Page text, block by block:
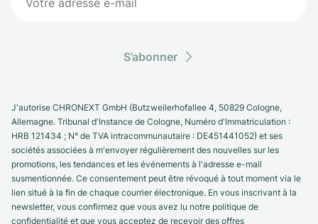
S’abonner
J'autorise CHRONEXT GmbH (Butzweilerhofallee 4, 50829 Cologne,
Allemagne. Tribunal d'Instance de Cologne, Numéro d'Immatriculation :
HRB 121434 ; N° de TVA intracommunautaire : DE451441052) et ses
sociétés associées à m'envoyer régulièrement des nouvelles sur les
promotions, les tendances et les événements à l'adresse e-mail
susmentionnée. Ce consentement peut être révoqué à tout moment via le
lien situé à la fin de chaque courrier électronique. En vous inscrivant à la
newsletter, vous confirmez que vous avez lu notre politique de
confidentialité et que vous acceptez de recevoir des offres